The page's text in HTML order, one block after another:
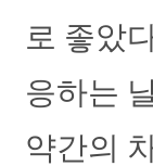
로 좋았
응하는
약간의